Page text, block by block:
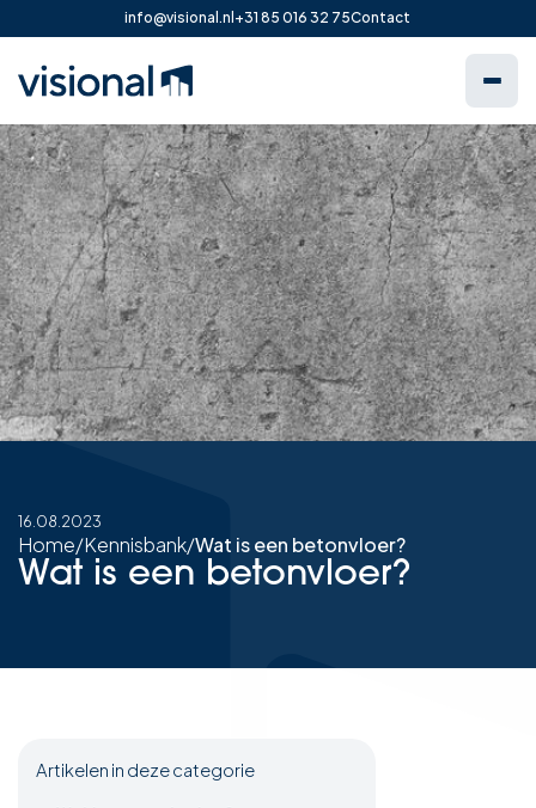
info@visional.nl +31 85 016 32 75Contact
16.08.2023
Home/Kennisbank/Wat is een betonvloer?
Wat is een betonvloer?
Artikelen in deze categorie